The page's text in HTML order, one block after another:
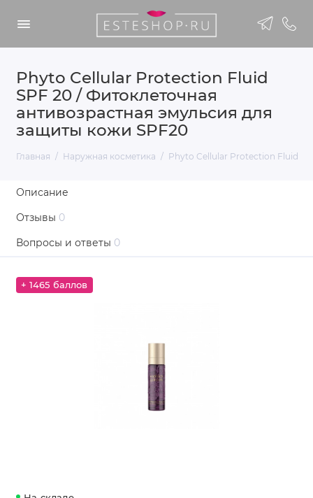
Phyto Cellular Protection Fluid
SPF 20 / Фитоклеточная
антивозрастная эмульсия для
защиты кожи SPF20
Главная Наружная косметика Phyto Cellular Protection Fluid
Описание
Отзывы 0
Вопросы и ответы 0
+ 1465 баллов